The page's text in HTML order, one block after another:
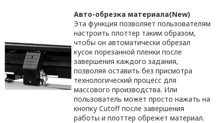
Авто-обрезка материала(New)
Эта функция позволяет пользователям
настроить плоттер таким образом,
чтобы он автоматически обрезал
кусок порезанной пленки после
завершения каждого задания,
позволяя оставить без присмотра
технологический процесс для
массового производства. Или
пользователь может просто нажать на
кнопку Cutoff после завершения
работы и плоттер обрежет материал.